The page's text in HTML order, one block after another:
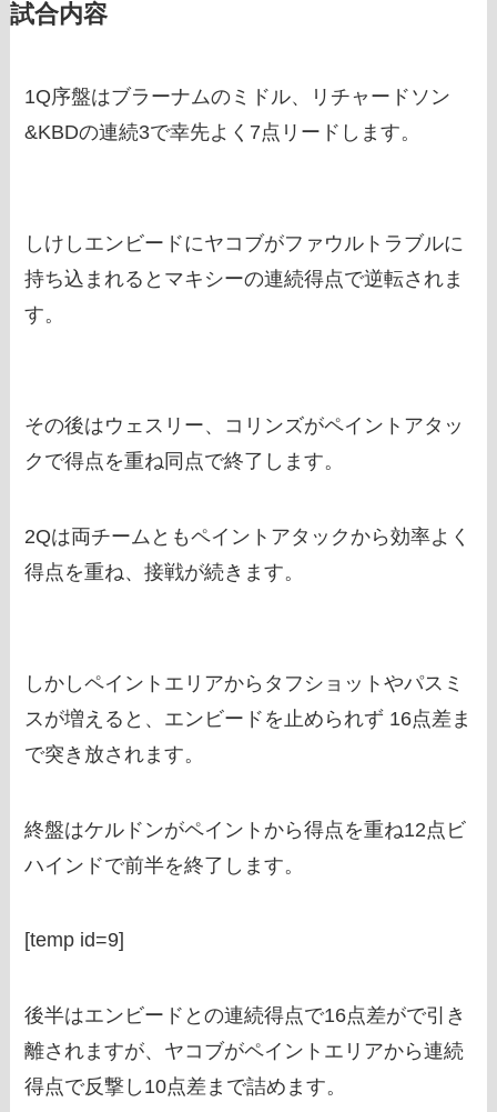
試合内容
1Q序盤はブラーナムのミドル、リチャードソン
&KBDの連続3で幸先よく7点リードします。
しけしエンビードにヤコブがファウルトラブルに
持ち込まれるとマキシーの連続得点で逆転されま
す。
その後はウェスリー、コリンズがペイントアタッ
クで得点を重ね同点で終了します。
2Qは両チームともペイントアタックから効率よく
得点を重ね、接戦が続きます。
しかしペイントエリアからタフショットやパスミ
スが増えると、エンビードを止められず 16点差ま
で突き放されます。
終盤はケルドンがペイントから得点を重ね12点ビ
ハインドで前半を終了します。
[temp id=9]
後半はエンビードとの連続得点で16点差がで引き
離されますが、ヤコブがペイントエリアから連続
得点で反撃し10点差まで詰めます。